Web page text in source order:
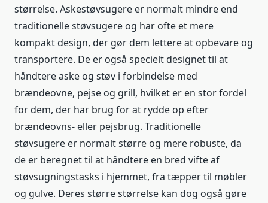
størrelse. Askestøvsugere er normalt mindre end
traditionelle støvsugere og har ofte et mere
kompakt design, der gør dem lettere at opbevare og
transportere. De er også specielt designet til at
håndtere aske og støv i forbindelse med
brændeovne, pejse og grill, hvilket er en stor fordel
for dem, der har brug for at rydde op efter
brændeovns- eller pejsbrug. Traditionelle
støvsugere er normalt større og mere robuste, da
de er beregnet til at håndtere en bred vifte af
støvsugningstasks i hjemmet, fra tæpper til møbler
og gulve. Deres større størrelse kan dog også gøre